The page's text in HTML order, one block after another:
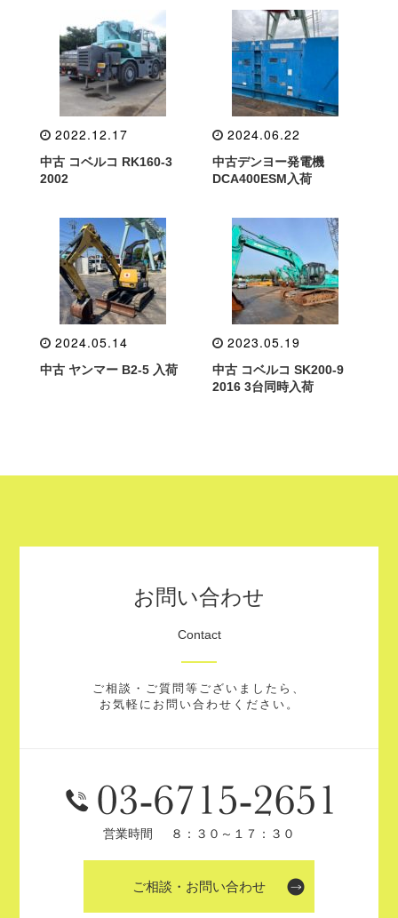
2022.12.17
中古 コベルコ RK160-3
2002
2024.06.22
中古デンヨー発電機
DCA400ESM入荷
2024.05.14
中古 ヤンマー B2-5 入荷
2023.05.19
中古 コベルコ SK200-9
2016 3台同時入荷
お問い合わせ
Contact
ご相談・ご質問等ございましたら、
お気軽にお問い合わせください。
営業時間 ８：３０～１７：３０
ご相談・お問い合わせ